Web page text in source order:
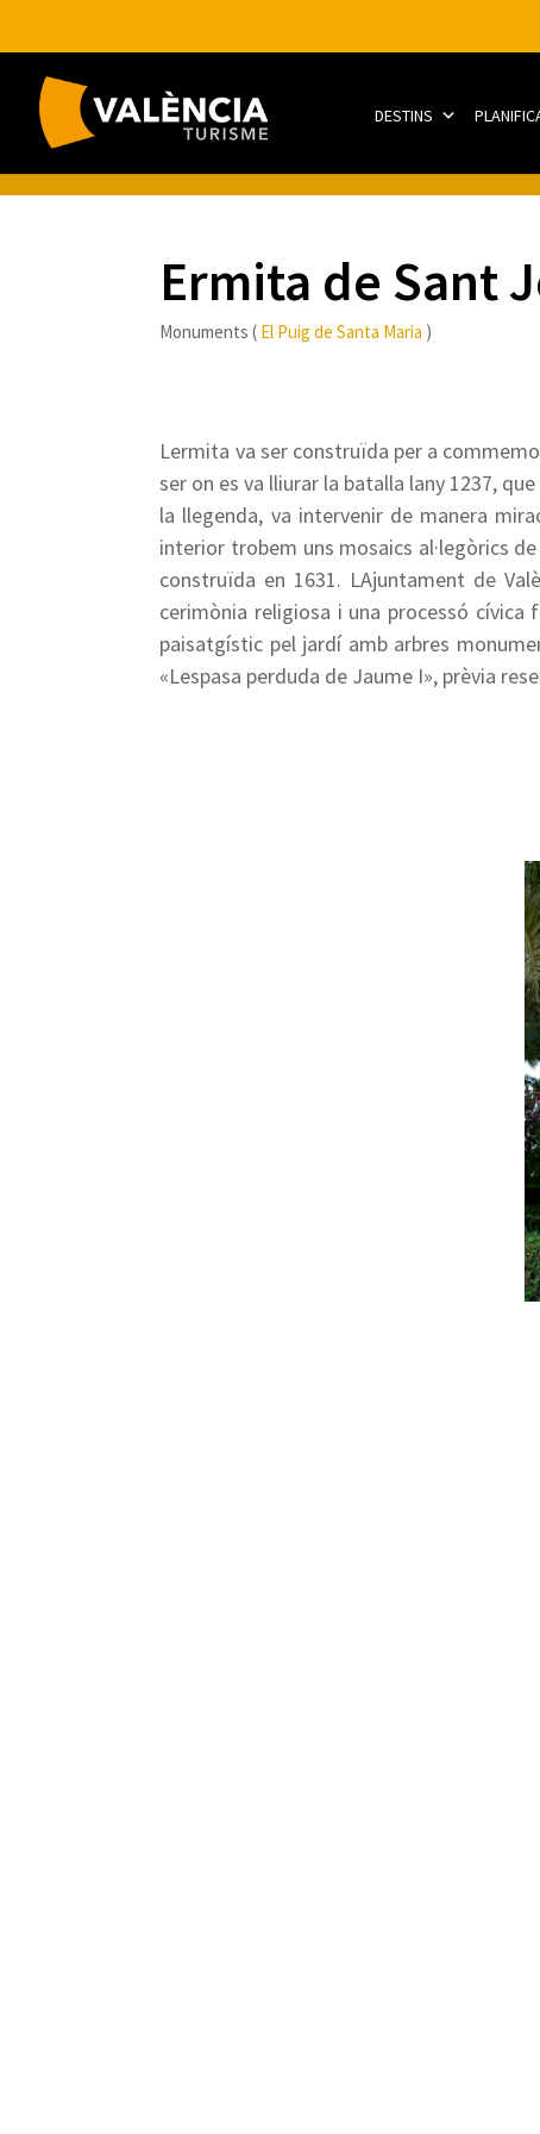
DESTINS
Ermita de Sant
Monuments ( El Puig de Santa Maria )
Lermita va ser construïda per a
ser on es va lliurar la batalla lany 1237,
la llegenda, va intervenir de manera
interior trobem uns mosaics al·legòrics
construïda en 1631. LAjuntament de
cerimònia religiosa i una processó
paisatgístic pel jardí amb arbres
«Lespasa perduda de Jaume I», prèvia